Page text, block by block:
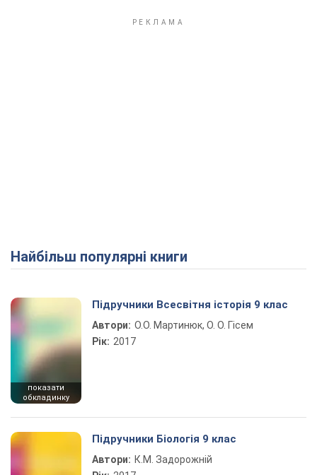
Найбільш популярні книги
показати
обкладинку
Підручники Всесвітня історія 9 клас
Автори: О.О. Мартинюк, О. О. Гісем
Рік: 2017
Підручники Біологія 9 клас
Автори: К.М. Задорожній